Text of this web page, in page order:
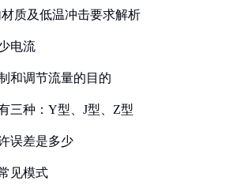
质及低温冲击要求解析
电流
和调节流量的目的
三种：Y型、J型、Z型
误差是多少
见模式